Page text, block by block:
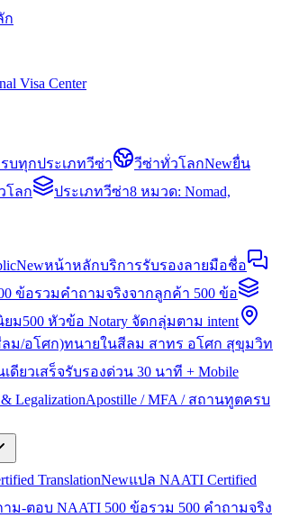
ก
Visa Center
บทุกประเภทวีซ่า วีซ่าทั่วโลกNewยื่น
โลก
ประเภทวีซ่า8 หมวด: Nomad,
Newหน้าหลักบริการรับรองลายมือชื่อ
ข้อรวมคำถามจริงจากลูกค้า 500 ข้อ
ยม500 หัวข้อ Notary จัดกลุ่มตาม intent
ลม/อโศก)ทนายในสีลม สาทร อโศก สุขุมวิท
ดียวเสร็จรับรองด่วน 30 นาที + Mobile
LegalizationApostille / MFA / สถานทูตครบ
TranslationNewแปล NAATI Certified
าม-ตอบ NAATI 500 ข้อรวม 500 คำถามจริง